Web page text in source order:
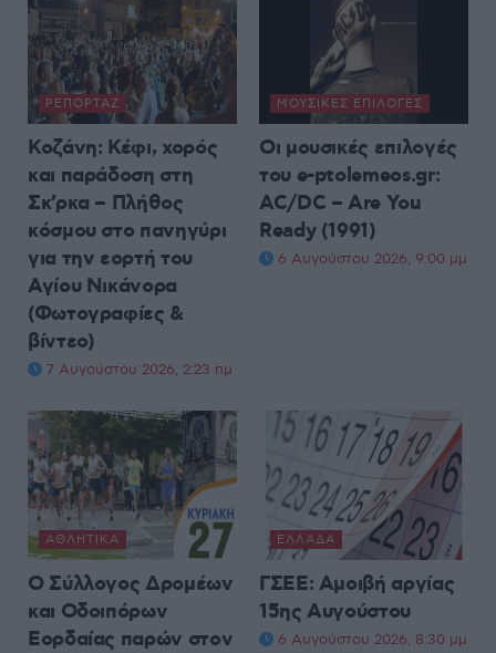
ΡΕΠΟΡΤΆΖ
Κοζάνη: Κέφι, χορός
και παράδοση στη
Σκ’ρκα – Πλήθος
κόσμου στο πανηγύρι
για την εορτή του
Αγίου Νικάνορα
(Φωτογραφίες &
βίντεο)
7 Αυγούστου 2026, 2:23 πμ
ΜΟΥΣΙΚΈΣ ΕΠΙΛΟΓΈΣ
Οι μουσικές επιλογές
του e-ptolemeos.gr:
AC/DC – Are You
Ready (1991)
6 Αυγούστου 2026, 9:00 μμ
ΑΘΛΗΤΙΚΆ
Ο Σύλλογος Δρομέων
και Οδοιπόρων
Εορδαίας παρών στον
ΕΛΛΆΔΑ
ΓΣΕΕ: Αμοιβή αργίας
15ης Αυγούστου
6 Αυγούστου 2026, 8:30 μμ